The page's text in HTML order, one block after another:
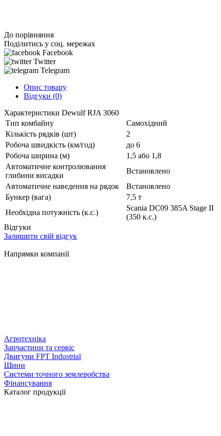
До порівняння
Поділитись у соц. мережах
Facebook
Twitter
Telegram
Опис товару
Відгуки (0)
Характеристики Dewulf RJA 3060
Тип комбайну
Самохідний
Кількість рядків (шт)
2
Робоча швидкість (км/год)
до 6
Робоча ширина (м)
1,5 або 1,8
Автоматичне контролювання
глибини висадки
Встановлено
Автоматичне наведення на рядок
Встановлено
Бункер (вага)
7,5 т
Необхідна потужність (к.с.)
Scania DC09 385A Stage II
(350 к.с.)
Відгуки
Залишити свій відгук
Напрямки компанії
Агротехніка
Запчастини та сервіс
Двигуни FPT Industrial
Шини
Системи точного землеробства
Фінансування
Каталог продукції